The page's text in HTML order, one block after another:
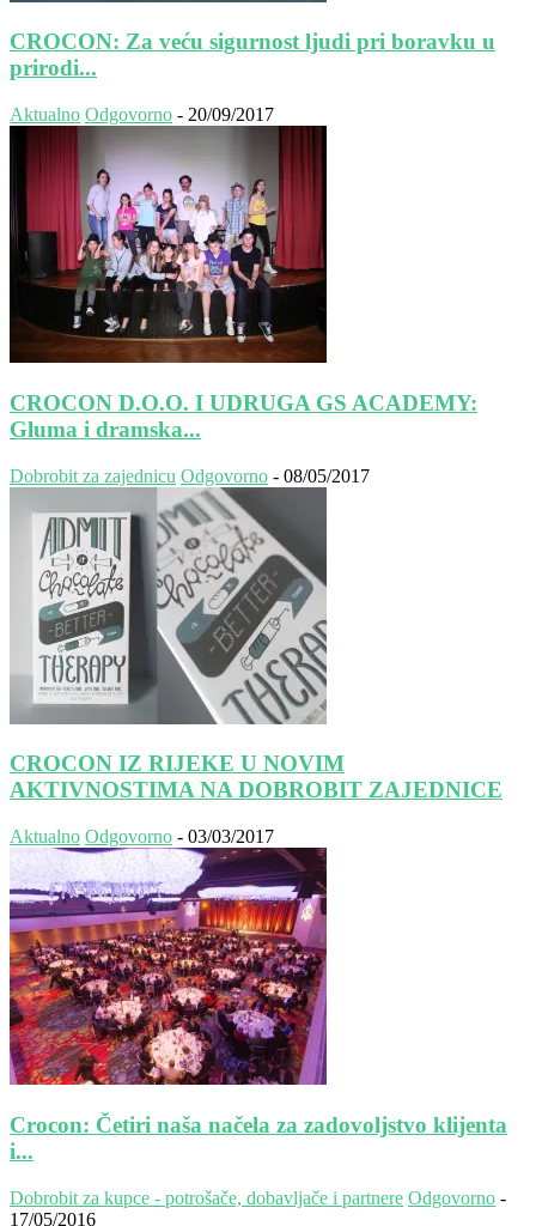
CROCON: Za veću sigurnost ljudi pri boravku u
prirodi...
Aktualno Odgovorno - 20/09/2017
CROCON D.O.O. I UDRUGA GS ACADEMY:
Gluma i dramska...
Dobrobit za zajednicu Odgovorno - 08/05/2017
CROCON IZ RIJEKE U NOVIM
AKTIVNOSTIMA NA DOBROBIT ZAJEDNICE
Aktualno Odgovorno - 03/03/2017
Crocon: Četiri naša načela za zadovoljstvo klijenta
i...
Dobrobit za kupce - potrošače, dobavljače i partnere Odgovorno -
17/05/2016